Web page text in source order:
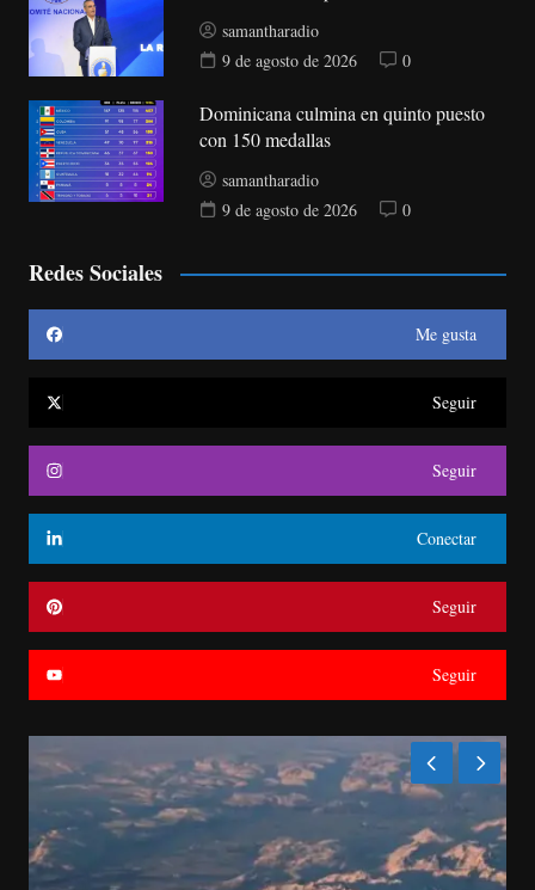
samantharadio
9 de agosto de 2026
0
Dominicana culmina en quinto puesto
con 150 medallas
samantharadio
9 de agosto de 2026
0
Redes Sociales
Me gusta
Seguir
Seguir
Conectar
Seguir
Seguir